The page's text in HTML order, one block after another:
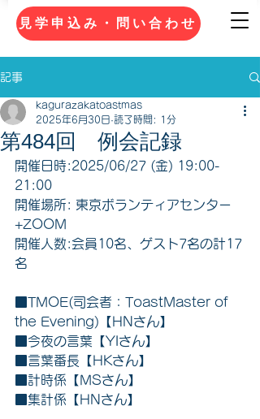
見学申込み・問い合わせ
記事
第484回 例会記録
kagurazakatoastmas
2025年6月30日 読了時間: 1分
開催日時:2025/06/27 (金) 19:00-
21:00
開催場所: 東京ボランティアセンター
+ZOOM
開催人数:会員10名、ゲスト7名の計17
名
■TMOE(司会者：ToastMaster of
the Evening)【HNさん】
■今夜の言葉【YIさん】
■言葉番長【HKさん】
■計時係【MSさん】
■集計係【HNさん】